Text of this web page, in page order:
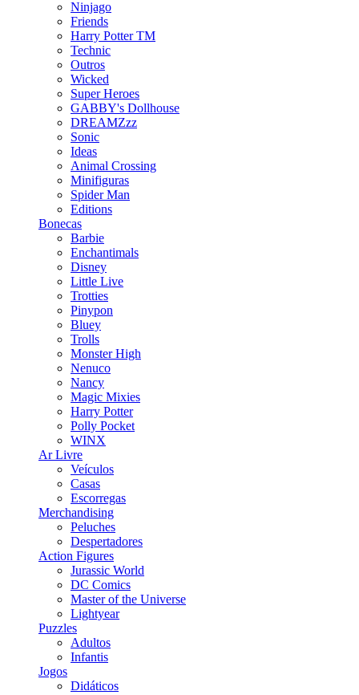
Ninjago
Friends
Harry Potter TM
Technic
Outros
Wicked
Super Heroes
GABBY's Dollhouse
DREAMZzz
Sonic
Ideas
Animal Crossing
Minifiguras
Spider Man
Editions
Bonecas
Barbie
Enchantimals
Disney
Little Live
Trotties
Pinypon
Bluey
Trolls
Monster High
Nenuco
Nancy
Magic Mixies
Harry Potter
Polly Pocket
WINX
Ar Livre
Veículos
Casas
Escorregas
Merchandising
Peluches
Despertadores
Action Figures
Jurassic World
DC Comics
Master of the Universe
Lightyear
Puzzles
Adultos
Infantis
Jogos
Didáticos